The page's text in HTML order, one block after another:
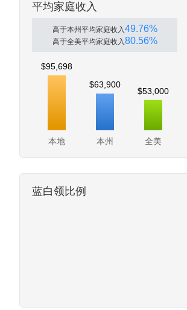
平均家庭收入
高于本州平均家庭收入49.76%
高于全美平均家庭收入80.56%
本地 本州 全美
$95,698
$63,900
$53,000
蓝白领比例